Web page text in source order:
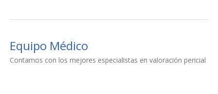
Equipo Médico
Contamos con los mejores especialistas en valoración pericial